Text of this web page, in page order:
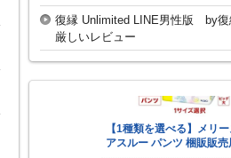
復縁 Unlimited LINE男性版 by復
厳しいレビュー